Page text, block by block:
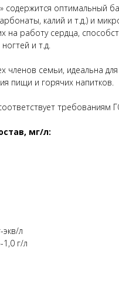
содержится оптимальный
калий и т.д.) и
на работу сердца,
и т.д.
членов семьи, идеальна
пищи и горячих напитков.
требованиям
мг/л:
л
г/л